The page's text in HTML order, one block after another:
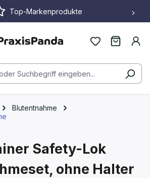
Top-Markenprodukte
Blutentnahme
Safety-Lok
ohne Halter